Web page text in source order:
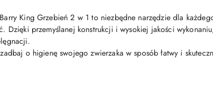
King Grzebień 2 w 1 to niezbędne narzędzie dla
Dzięki przemyślanej konstrukcji i wysokiej jakości
o higienę swojego zwierzaka w sposób łatwy i